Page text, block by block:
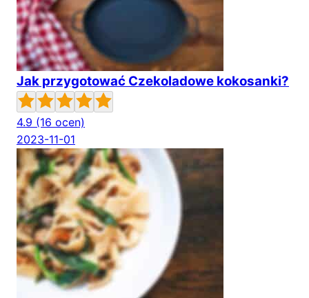
Jak przygotować Czekoladowe kokosanki?
4.9 (16 ocen)
2023-11-01